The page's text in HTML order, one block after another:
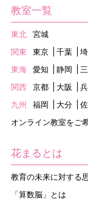
教室一覧
東北
宮城
関東
東京 千葉
東海
愛知 静岡
関西
京都 大阪
九州
福岡 大分
オンライン教室をご
花まるとは
教育の未来に対する
「算数脳」とは